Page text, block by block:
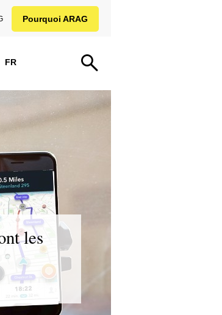
Pourquoi ARAG
FR
les